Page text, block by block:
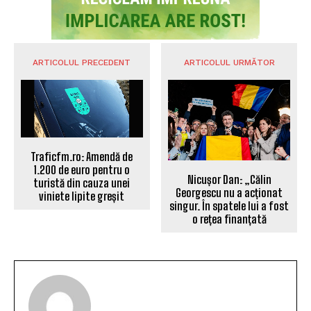
ARTICOLUL PRECEDENT
Traficfm.ro: Amendă de
1.200 de euro pentru o
turistă din cauza unei
viniete lipite greșit
ARTICOLUL URMĂTOR
Nicușor Dan: „Călin
Georgescu nu a acționat
singur. În spatele lui a fost
o rețea finanțată